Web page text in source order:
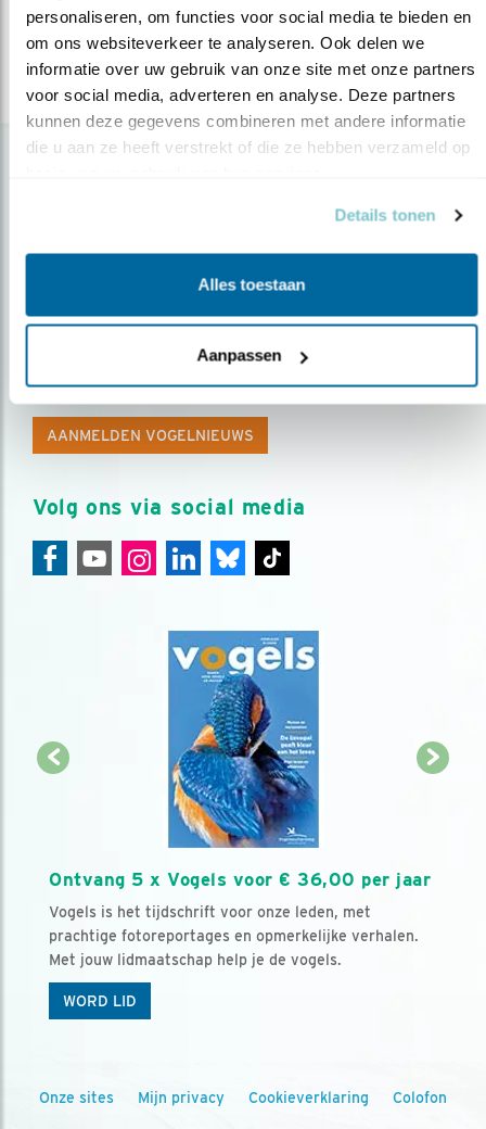
personaliseren, om functies voor social media te bieden en
om ons websiteverkeer te analyseren. Ook delen we
informatie over uw gebruik van onze site met onze partners
voor social media, adverteren en analyse. Deze partners
kunnen deze gegevens combineren met andere informatie
die u aan ze heeft verstrekt of die ze hebben verzameld op
Details tonen
Alles toestaan
Aanpassen
lees meer
Op de hoogte blijven?
Meld je aan en ontvang nieuws, inspiratie, acties en tips
AANMELDEN VOGELNIEUWS
Volg ons via social media
Ontvang 5 x Vogels voor € 36,00 per jaar
Vogels is het tijdschrift voor onze leden, met
prachtige fotoreportages en opmerkelijke verhalen.
Met jouw lidmaatschap help je de vogels.
WORD LID
Onze sites Mijn privacy Cookieverklaring Colofon